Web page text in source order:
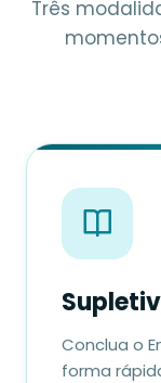
Três
Conclua o
forma